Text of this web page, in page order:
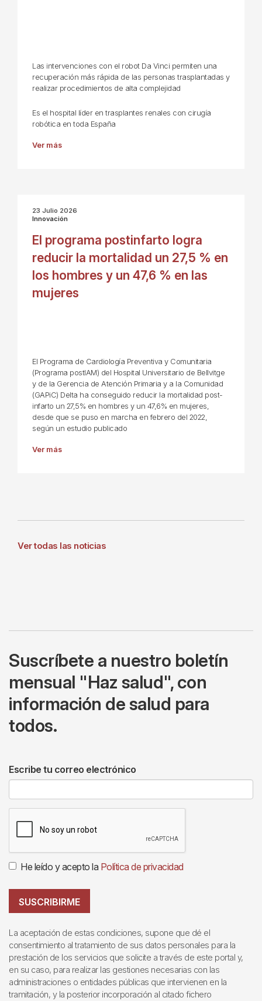
Las intervenciones con el robot Da Vinci permiten una
recuperación más rápida de las personas trasplantadas y
realizar procedimientos de alta complejidad
Es el hospital líder en trasplantes renales con cirugía
robótica en toda España
Ver más
23 Julio 2026
Innovación
El programa postinfarto logra
reducir la mortalidad un 27,5 % en
los hombres y un 47,6 % en las
mujeres
El Programa de Cardiología Preventiva y Comunitaria
(Programa postIAM) del Hospital Universitario de Bellvitge
y de la Gerencia de Atención Primaria y a la Comunidad
(GAPiC) Delta ha conseguido reducir la mortalidad post-
infarto un 27,5% en hombres y un 47,6% en mujeres,
desde que se puso en marcha en febrero del 2022,
según un estudio publicado
Ver más
Ver todas las noticias
Suscríbete a nuestro boletín
mensual "Haz salud", con
información de salud para
todos.
Escribe tu correo electrónico
He leído y acepto la Política de privacidad
SUSCRIBIRME
La aceptación de estas condiciones, supone que dé el
consentimiento al tratamiento de sus datos personales para la
prestación de los servicios que solicite a través de este portal y,
en su caso, para realizar las gestiones necesarias con las
administraciones o entidades públicas que intervienen en la
tramitación, y la posterior incorporación al citado fichero